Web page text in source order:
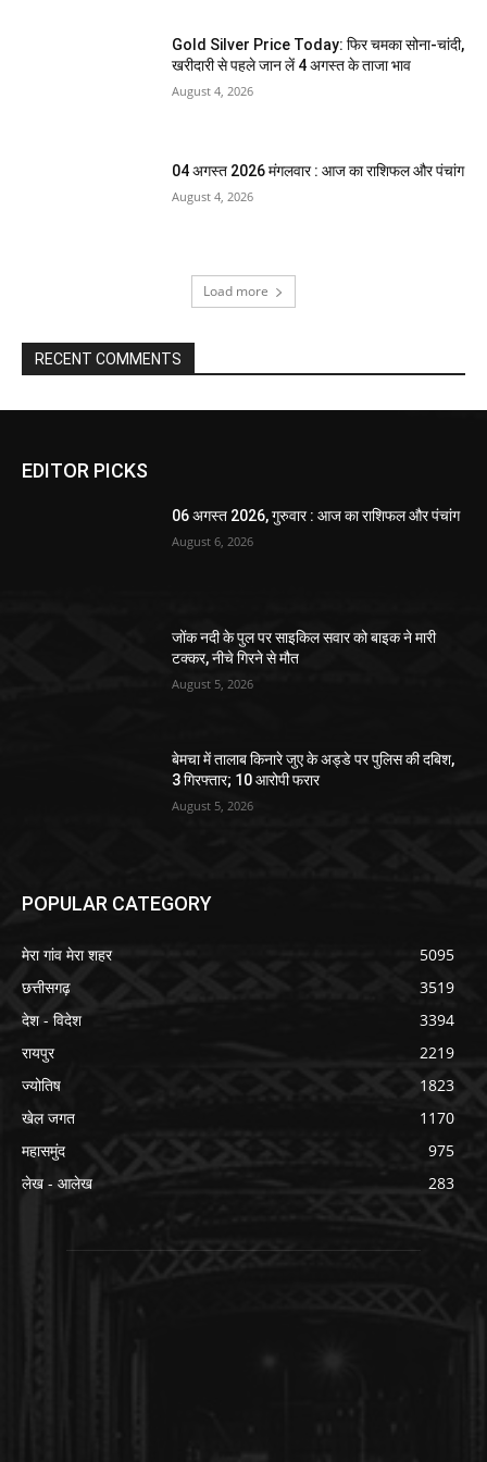
Gold Silver Price Today: फिर चमका सोना-चांदी,
खरीदारी से पहले जान लें 4 अगस्त के ताजा भाव
August 4, 2026
04 अगस्त 2026 मंगलवार : आज का राशिफल और पंचांग
August 4, 2026
Load more
RECENT COMMENTS
EDITOR PICKS
06 अगस्त 2026, गुरुवार : आज का राशिफल और पंचांग
August 6, 2026
जोंक नदी के पुल पर साइकिल सवार को बाइक ने मारी
टक्कर, नीचे गिरने से मौत
August 5, 2026
बेमचा में तालाब किनारे जुए के अड्डे पर पुलिस की दबिश,
3 गिरफ्तार; 10 आरोपी फरार
August 5, 2026
POPULAR CATEGORY
मेरा गांव मेरा शहर
5095
छत्तीसगढ़
3519
देश - विदेश
3394
रायपुर
2219
ज्योतिष
1823
खेल जगत
1170
महासमुंद
975
लेख - आलेख
283